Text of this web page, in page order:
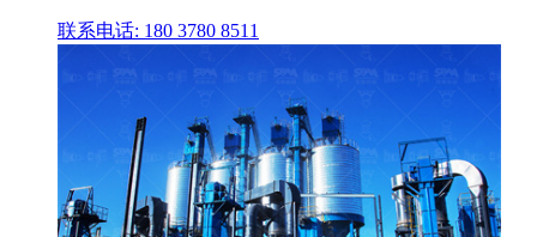
联系电话: 180 3780 8511